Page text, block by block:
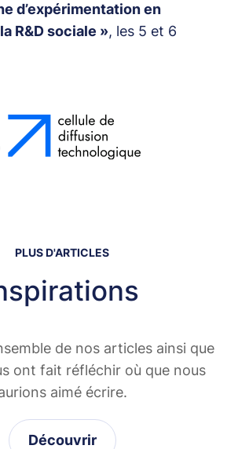
d’expérimentation en
R&D sociale », les 5 et 6
PLUS D'ARTICLES
de nos articles ainsi que
ont fait réfléchir où que nous
aimé écrire.
Découvrir